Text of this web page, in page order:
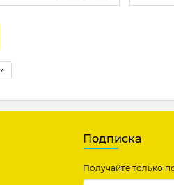
Подписка
Получайте только